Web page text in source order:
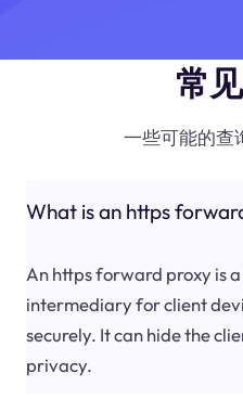
常
一些可能的查
What is an https
An https forward proxy is
intermediary for client
securely. It can hide the
privacy.